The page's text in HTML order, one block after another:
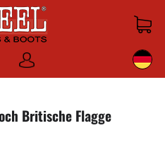
Anmelden
Britische Flagge